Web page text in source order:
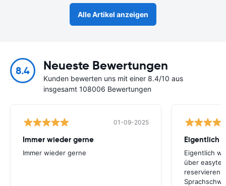
Alle Artikel anzeigen
8.4 Neueste Bewertungen
Kunden bewerten uns mit einer 8.4/10 aus
insgesamt 108006 Bewertungen
01-09-2025
Immer wieder gerne
Immer wieder gerne
Eigentlich
Eigentlich
über
reservieren.